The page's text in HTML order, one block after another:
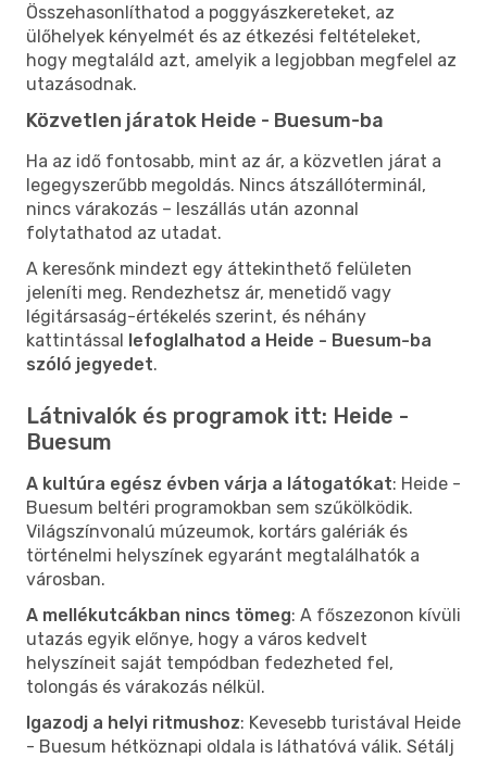
Összehasonlíthatod a poggyászkereteket, az
ülőhelyek kényelmét és az étkezési feltételeket,
hogy megtaláld azt, amelyik a legjobban megfelel az
utazásodnak.
Közvetlen járatok Heide - Buesum-ba
Ha az idő fontosabb, mint az ár, a közvetlen járat a
legegyszerűbb megoldás. Nincs átszállóterminál,
nincs várakozás – leszállás után azonnal
folytathatod az utadat.
A keresőnk mindezt egy áttekinthető felületen
jeleníti meg. Rendezhetsz ár, menetidő vagy
légitársaság-értékelés szerint, és néhány
kattintással lefoglalhatod a Heide - Buesum-ba
szóló jegyedet.
Látnivalók és programok itt: Heide -
Buesum
A kultúra egész évben várja a látogatókat: Heide -
Buesum beltéri programokban sem szűkölködik.
Világszínvonalú múzeumok, kortárs galériák és
történelmi helyszínek egyaránt megtalálhatók a
városban.
A mellékutcákban nincs tömeg: A főszezonon kívüli
utazás egyik előnye, hogy a város kedvelt
helyszíneit saját tempódban fedezheted fel,
tolongás és várakozás nélkül.
Igazodj a helyi ritmushoz: Kevesebb turistával Heide
- Buesum hétköznapi oldala is láthatóvá válik. Sétálj